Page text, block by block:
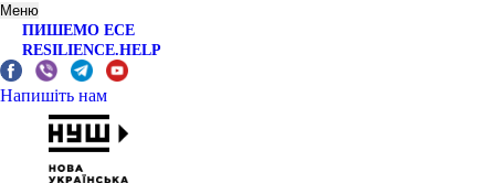
Меню
ПИШЕМО ЕСЕ
RESILIENCE.HELP
Напишіть нам